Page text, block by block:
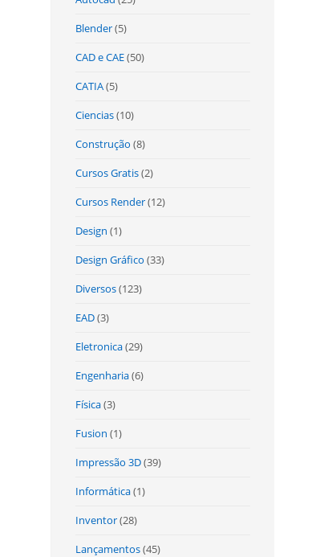
Blender(5)
CAD e CAE(50)
CATIA(5)
Ciencias(10)
Construção (8)
Cursos Gratis(2)
Cursos Render(12)
Design (1)
Design Gráfico (33)
Diversos(123)
EAD(3)
Eletronica(29)
Engenharia(6)
Física(3)
Fusion (1)
Impressão 3D(39)
Informática(1)
Inventor(28)
Lançamentos(45)